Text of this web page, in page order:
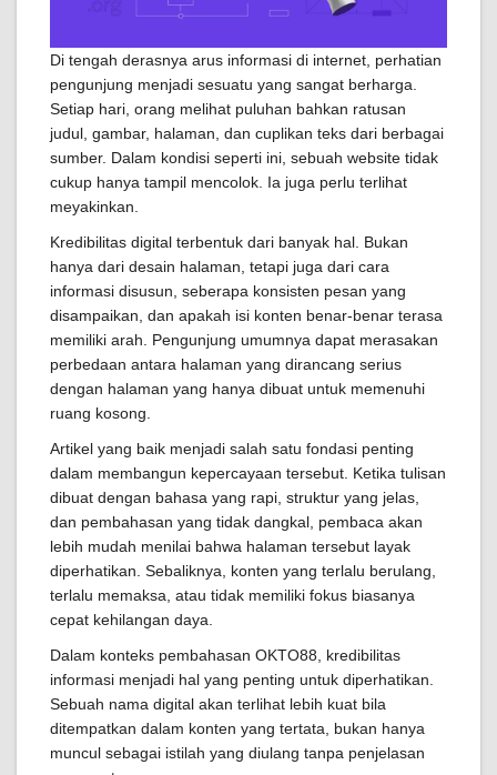
Di tengah derasnya arus informasi di internet, perhatian
pengunjung menjadi sesuatu yang sangat berharga.
Setiap hari, orang melihat puluhan bahkan ratusan
judul, gambar, halaman, dan cuplikan teks dari berbagai
sumber. Dalam kondisi seperti ini, sebuah website tidak
cukup hanya tampil mencolok. Ia juga perlu terlihat
meyakinkan.
Kredibilitas digital terbentuk dari banyak hal. Bukan
hanya dari desain halaman, tetapi juga dari cara
informasi disusun, seberapa konsisten pesan yang
disampaikan, dan apakah isi konten benar-benar terasa
memiliki arah. Pengunjung umumnya dapat merasakan
perbedaan antara halaman yang dirancang serius
dengan halaman yang hanya dibuat untuk memenuhi
ruang kosong.
Artikel yang baik menjadi salah satu fondasi penting
dalam membangun kepercayaan tersebut. Ketika tulisan
dibuat dengan bahasa yang rapi, struktur yang jelas,
dan pembahasan yang tidak dangkal, pembaca akan
lebih mudah menilai bahwa halaman tersebut layak
diperhatikan. Sebaliknya, konten yang terlalu berulang,
terlalu memaksa, atau tidak memiliki fokus biasanya
cepat kehilangan daya.
Dalam konteks pembahasan OKTO88, kredibilitas
informasi menjadi hal yang penting untuk diperhatikan.
Sebuah nama digital akan terlihat lebih kuat bila
ditempatkan dalam konten yang tertata, bukan hanya
muncul sebagai istilah yang diulang tanpa penjelasan